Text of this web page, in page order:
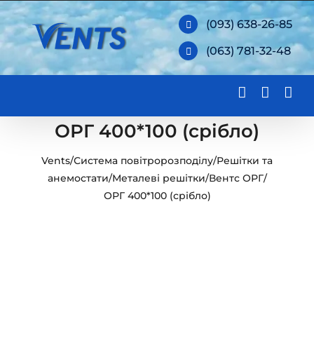
Skip
to
content
(093) 638-26-85
(063) 781-32-48
ОРГ 400*100 (срібло)
Vents/Система повітророзподілу/Решітки та
анемостати/Металеві решітки/Вентс ОРГ/
ОРГ 400*100 (срібло)